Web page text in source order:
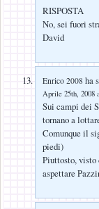
RISPOSTA
No, sei fuori
David
Enrico 2008 ha
Aprile 25th, 2008
Sui campi dei
tornano a
Comunque il
piedi)
Piuttosto, visto
aspettare